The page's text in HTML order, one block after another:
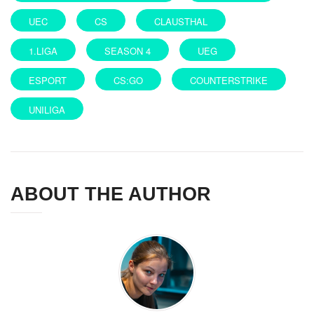
UEC CS CLAUSTHAL
1.LIGA SEASON 4 UEG
ESPORT CS:GO COUNTERSTRIKE
UNILIGA
ABOUT THE AUTHOR